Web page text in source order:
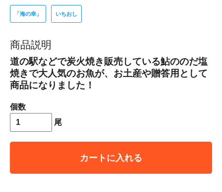
「海の幸」 いちおし
商品説明
道の駅などで炭火焼き販売している鮎ののだ塩
焼きで大人気のお魚が、お土産や贈答用として
商品になりました！
個数
尾
カートに入れる